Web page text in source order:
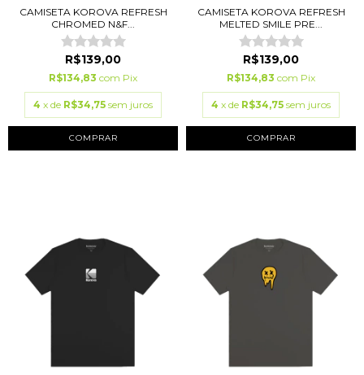
CAMISETA KOROVA REFRESH
CHROMED N&F...
R$139,00
R$134,83 com Pix
4 x de R$34,75 sem juros
COMPRAR
CAMISETA KOROVA REFRESH
MELTED SMILE PRE...
R$139,00
R$134,83 com Pix
4 x de R$34,75 sem juros
COMPRAR